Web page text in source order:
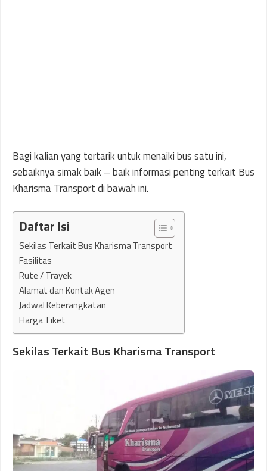
Bagi kalian yang tertarik untuk menaiki bus satu ini,
sebaiknya simak baik – baik informasi penting terkait Bus
Kharisma Transport di bawah ini.
Daftar Isi
Sekilas Terkait Bus Kharisma Transport
Fasilitas
Rute / Trayek
Alamat dan Kontak Agen
Jadwal Keberangkatan
Harga Tiket
Sekilas Terkait Bus Kharisma Transport